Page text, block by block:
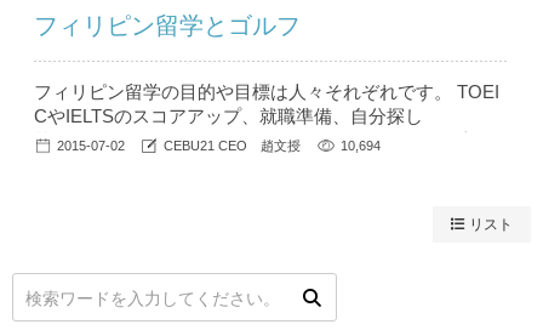
フィリピン留学とゴルフ
フィリピン留学の目的や目標は人々それぞれです。 TOEI
CやIELTSのスコアアップ、就職準備、自分探し
等々・・・ 休日も、物価やもろもろのサービスが日本よ
日本よりは格段に安い、ゴルフをご紹介したいと思いま
す。 初心者や、運動の苦手な方でも無理なく身体を動か
2015-07-02 CEBU21 CEO 趙文授 10,694
リスト